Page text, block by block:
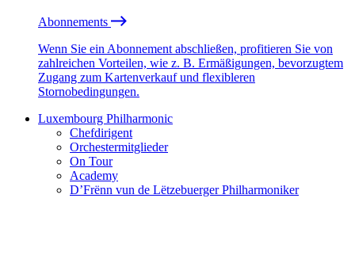
Abonnements
Wenn Sie ein Abonnement abschließen, profitieren Sie von
zahlreichen Vorteilen, wie z. B. Ermäßigungen, bevorzugtem
Zugang zum Kartenverkauf und flexibleren
Stornobedingungen.
Luxembourg Philharmonic
Chefdirigent
Orchestermitglieder
On Tour
Academy
D’Frënn vun de Lëtzebuerger Philharmoniker